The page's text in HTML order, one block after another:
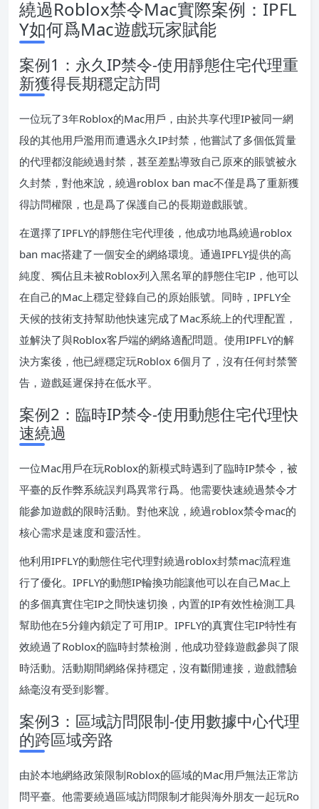
繞過Roblox禁令Mac實際案例：IPFL
Y如何爲Mac遊戲玩家賦能
案例1：永久IP禁令-使用靜態住宅代理重
新獲得長期穩定訪問
一位玩了3年Roblox的Mac用戶，由於共享代理IP被同一網
段的其他用戶濫用而遭遇永久IP封禁，他嘗試了多個低質量
的代理都沒能繞過封禁，甚至差點導致自己原來的賬號被永
久封禁，對他來說，繞過roblox ban mac不僅是爲了重新獲
得訪問權限，也是爲了保護自己的長期遊戲賬號。
在選擇了IPFLY的靜態住宅代理後，他成功地爲繞過roblox
ban mac搭建了一個安全的網絡環境。通過IPFLY提供的高
純度、獨佔且未被Roblox列入黑名單的靜態住宅IP，他可以
在自己的Mac上穩定登錄自己的原始賬號。同時，IPFLY全
天候的技術支持幫助他快速完成了Mac系統上的代理配置，
並解決了與Roblox客戶端的網絡適配問題。使用IPFLY的解
決方案後，他已經穩定玩Roblox 6個月了，沒有任何封禁警
告，遊戲延遲保持在低水平。
案例2：臨時IP禁令-使用動態住宅代理快
速繞過
一位Mac用戶在玩Roblox的新模式時遇到了臨時IP禁令，被
平臺的反作弊系統誤判爲異常行爲。他需要快速繞過禁令才
能參加遊戲的限時活動。對他來說，繞過roblox禁令mac的
核心需求是速度和靈活性。
他利用IPFLY的動態住宅代理對繞過roblox封禁mac流程進
行了優化。IPFLY的動態IP輪換功能讓他可以在自己Mac上
的多個真實住宅IP之間快速切換，內置的IP有效性檢測工具
幫助他在5分鐘內鎖定了可用IP。IPFLY的真實住宅IP特性有
效繞過了Roblox的臨時封禁檢測，他成功登錄遊戲參與了限
時活動。活動期間網絡保持穩定，沒有斷開連接，遊戲體驗
絲毫沒有受到影響。
案例3：區域訪問限制-使用數據中心代理
的跨區域旁路
由於本地網絡政策限制Roblox的區域的Mac用戶無法正常訪
問平臺。他需要繞過區域訪問限制才能與海外朋友一起玩Ro